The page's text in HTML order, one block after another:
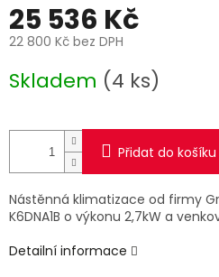
25 536 Kč
22 800 Kč bez DPH
cena:
Skladem (4 ks)
Přidat do košíku
Nástěnná klimatizace od firmy
K6DNA1B o výkonu 2,7kW a
Detailní informace